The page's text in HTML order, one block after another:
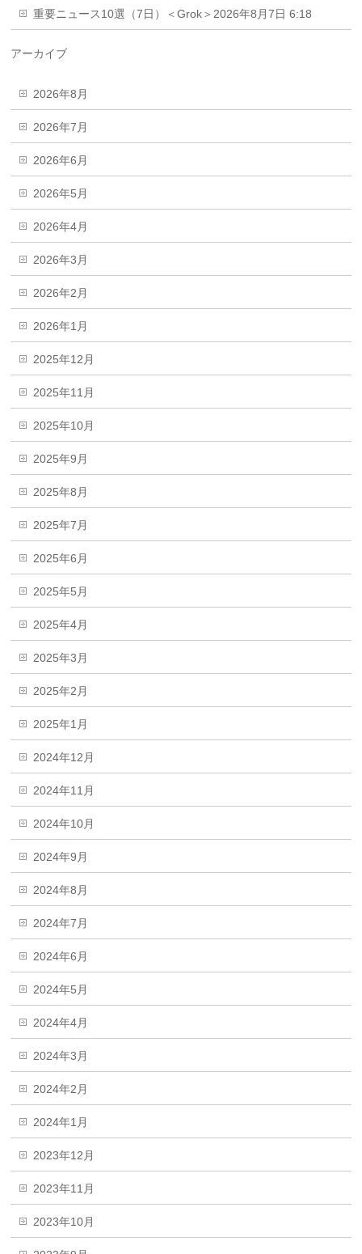
重要ニュース10選（7日）＜Grok＞2026年8月7日 6:18
アーカイブ
2026年8月
2026年7月
2026年6月
2026年5月
2026年4月
2026年3月
2026年2月
2026年1月
2025年12月
2025年11月
2025年10月
2025年9月
2025年8月
2025年7月
2025年6月
2025年5月
2025年4月
2025年3月
2025年2月
2025年1月
2024年12月
2024年11月
2024年10月
2024年9月
2024年8月
2024年7月
2024年6月
2024年5月
2024年4月
2024年3月
2024年2月
2024年1月
2023年12月
2023年11月
2023年10月